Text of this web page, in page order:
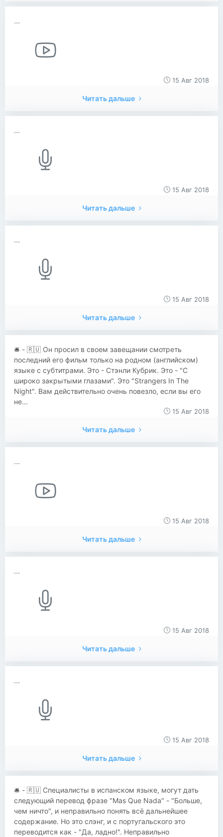
...
15 Авг 2018
Читать дальше
...
15 Авг 2018
Читать дальше
...
15 Авг 2018
Читать дальше
​​🛎 - 🇷🇺 Он просил в своем завещании смотреть
последний его фильм только на родном (английском)
языке с субтитрами. Это - Стэнли Кубрик. Это - "C
широко закрытыми глазами". Это "Strangers In The
Night". Вам действительно очень повезло, если вы его
не...
15 Авг 2018
Читать дальше
...
15 Авг 2018
Читать дальше
...
15 Авг 2018
Читать дальше
...
15 Авг 2018
Читать дальше
​​🛎 - 🇷🇺 Специалисты в испанском языке, могут дать
следующий перевод фразе "Mas Que Nada" - "Больше,
чем ничто", и неправильно понять всё дальнейшее
содержание. Но это слэнг, и с португальского это
переводится как - "Да, ладно!". Неправильно